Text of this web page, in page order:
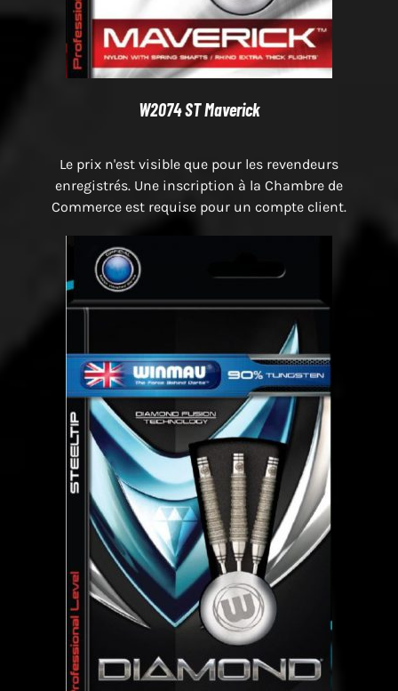
W2074 ST Maverick
Le prix n'est visible que pour les revendeurs
enregistrés. Une inscription à la Chambre de
Commerce est requise pour un compte client.